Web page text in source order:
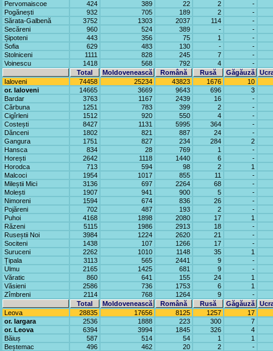
Pervomaiscoe 424 389 22 2
-
Pogănești
932 705 189 2
-
Sărata-Galbenă
3752 1303 2037 114
-
Secăreni
960 524 389 -
-
Șipoteni
443 356 75 1
-
Sofia
629 483 130 -
-
Stolniceni
1111 828 245 7
-
Voinescu
1418 568 792 4
-
Total
Moldovenească Română Rusă Găgăuză
Ialoveni
74458 25234 43823 1676
10
or. Ialoveni
14665 3669 9643 696
3
Bardar
3763 1167 2439 16
-
Cărbuna
1251 783 399 2
-
Cigîrleni
1512 920 550 4
-
Costești
8427 1131 5995 364
-
Dănceni
1802 821 887 24
-
Gangura
1751 827 234 284
2
Hansca
834 28 769 1
-
Horești
2642 1118 1440 6
-
Horodca
713 594 98 2
1
Malcoci
1954 1017 855 11
-
Mileștii Mici
3136 697 2264 68
-
Molești
1907 941 900 5
-
Nimoreni
1594 674 836 26
-
Pojăreni
702 487 193 2
-
Puhoi
4168 1898 2080 17
1
Răzeni
5115 1986 2913 18
-
Ruseștii Noi
3984 1224 2620 21
-
Sociteni
1438 107 1266 17
-
Suruceni
2262 1010 1148 35
1
Țipala
3113 565 2441 9
-
Ulmu
2165 1425 681 9
-
Văratic
860 641 155 24
1
Văsieni
2586 736 1753 6
1
Zîmbreni
2114 768 1264 9
-
Total
Moldovenească Română Rusă Găgăuză
Leova
28835 17656 8125 1257
17
or. Iargara
2536 1888 223 300
7
or. Leova
6394 3994 1845 326
4
Băiuș
587 514 54 1
1
Beștemac
496 462 20 2
-